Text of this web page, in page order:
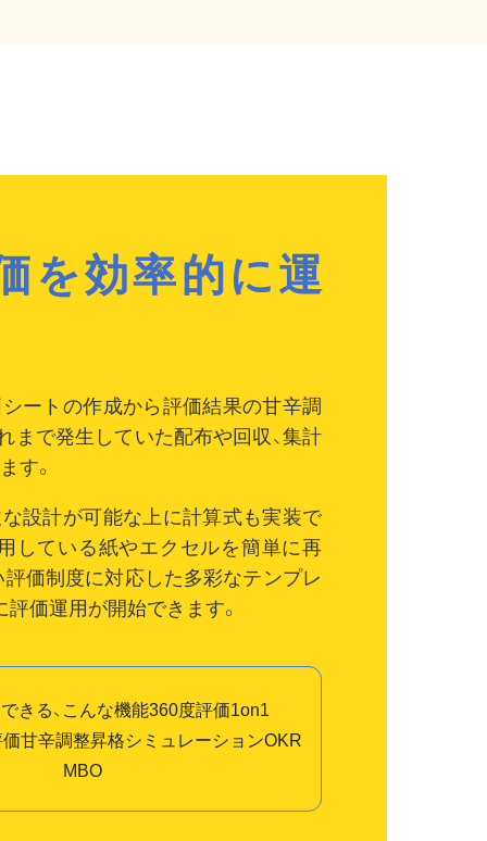
を効率的に運
ートの作成から評価結果の甘辛調
まで発生していた配布や回収、集計
す。
設計が可能な上に計算式も実装で
している紙やエクセルを簡単に再
評価制度に対応した多彩なテンプレ
評価運用が開始できます。
きる、こんな機能360度評価1on1
甘辛調整昇格シミュレーションOKR
MBO